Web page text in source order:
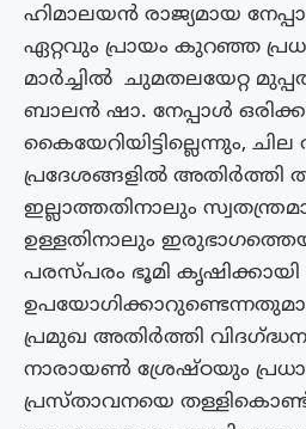
ഹിമാലയൻ രാജ്യമായ
ഏറ്റവും പ്രായം കുറഞ്ഞ
മാർച്ചിൽ ചുമതലയേറ്റ
ബാലൻ ഷാ. നേപ്പാൾ
കൈയേറിയിട്ടില്ലെന്നും,
പ്രദേശങ്ങളിൽ
ഇല്ലാത്തതിനാലും
ഉള്ളതിനാലും
പരസ്പരം ഭൂമി കൃഷിക്കായി
പ്രമുഖ അതിർത്തി
നാരായൺ ശ്രേഷ്ഠയും
പ്രസ്താവനയെ തള്ളികൊണ്ട്